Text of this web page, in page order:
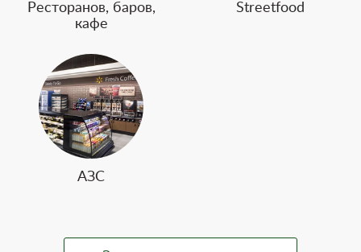
Ресторанов, баров,
кафе
Streetfood
АЗС